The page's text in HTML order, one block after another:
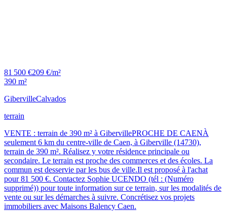
81 500 €209 €/m²
390 m²
GibervilleCalvados
terrain
VENTE : terrain de 390 m² à GibervillePROCHE DE CAENÀ
seulement 6 km du centre-ville de Caen, à Giberville (14730),
terrain de 390 m². Réalisez y votre résidence principale ou
secondaire. Le terrain est proche des commerces et des écoles. La
commun est desservie par les bus de ville.Il est proposé à l'achat
pour 81 500 €. Contactez Sophie UCENDO (tél : (Numéro
supprimé)) pour toute information sur ce terrain, sur les modalités de
vente ou sur les démarches à suivre. Concrétisez vos projets
immobiliers avec Maisons Balency Caen.